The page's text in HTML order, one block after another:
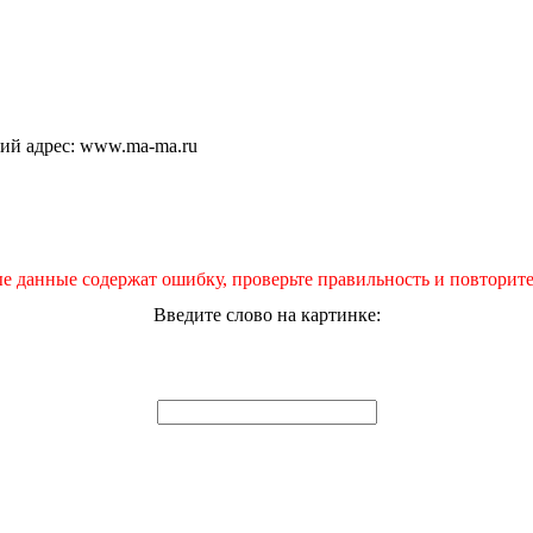
адрес: www.ma-ma.ru
данные содержат ошибку, проверьте правильность и
Введите слово на картинке: